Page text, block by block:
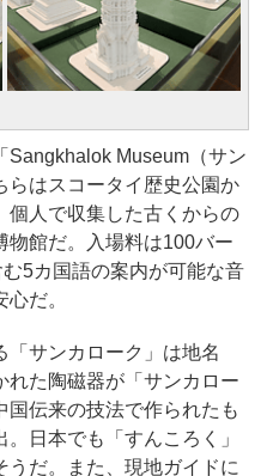
Museum（サン
らはスコータイ歴史公園か
個人で収集した古くからの
物館だ。入場料は100バー
5カ国語の案内が可能な音
だ。
サンカローク」は地名
れた陶磁器が「サンカロー
国伝来の技法で作られたも
日本でも「すんころく」
うだ。また、現地ガイドに